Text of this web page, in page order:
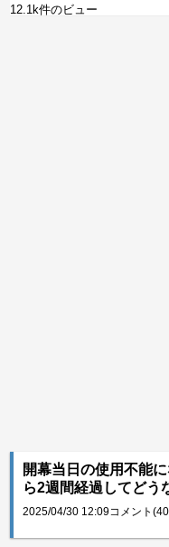
12.1k件のビュー
開幕当日の使用不能
ら2週間経過してど
2025/04/30 12:09コメント